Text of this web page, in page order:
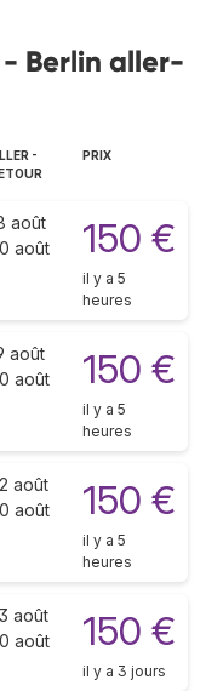
- Berlin aller-
-
PRIX
août
août
150 €
il y a 5
heures
août
août
150 €
il y a 5
heures
août
août
150 €
il y a 5
heures
août
août
150 €
il y a 3 jours